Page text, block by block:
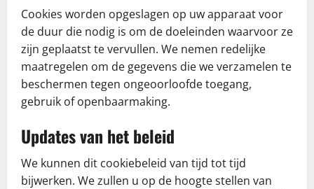
Cookies worden opgeslagen op uw apparaat voor
de duur die nodig is om de doeleinden waarvoor ze
zijn geplaatst te vervullen. We nemen redelijke
maatregelen om de gegevens die we verzamelen te
beschermen tegen ongeoorloofde toegang,
gebruik of openbaarmaking.
Updates van het beleid
We kunnen dit cookiebeleid van tijd tot tijd
bijwerken. We zullen u op de hoogte stellen van